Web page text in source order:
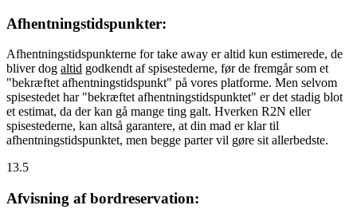
Afhentningstidspunkter:
Afhentningstidspunkterne for take away er altid kun estimerede, de
bliver dog altid godkendt af spisestederne, før de fremgår som et
"bekræftet afhentningstidspunkt" på vores platforme. Men selvom
spisestedet har "bekræftet afhentningstidspunktet" er det stadig blot
et estimat, da der kan gå mange ting galt. Hverken R2N eller
spisestederne, kan altså garantere, at din mad er klar til
afhentningstidspunktet, men begge parter vil gøre sit allerbedste.
13.5
Afvisning af bordreservation: